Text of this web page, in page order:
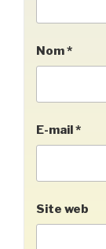
Nom*
E-mail*
Site web